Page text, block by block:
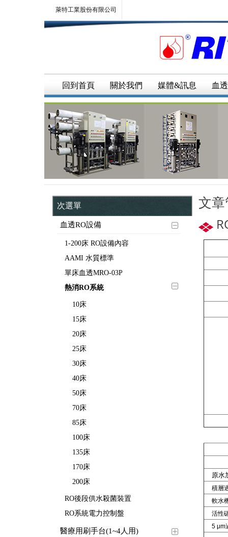
萊特工業股份有限公司
回到首頁 關於我們 媒體&訊息 血
次選單
血透RO設備
1-200床 RO設備內容
AAMI 水質標準
單床血透MRO-03P
熱消RO系統
10床
15床
20床
25床
30床
40床
50床
70床
85床
100床
135床
170床
200床
RO後段供水殺菌裝置
RO系統電力控制盤
醫療用刷手台(1~4人用)
文
原水
積層
軟水
活性
5 μm